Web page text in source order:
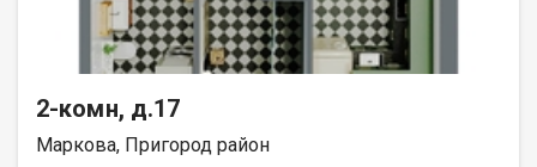
2-комн, д.17
Маркова, Пригород район